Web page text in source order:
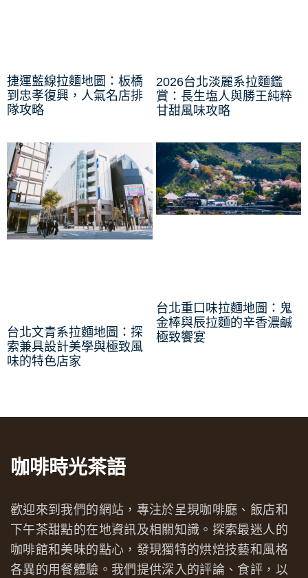
捷運藍線拉麵地圖：板橋
到忠孝復興，人氣名店排
隊攻略
2026台北淡麗系拉麵鑑
賞：長生塩人與勝王純粹
甘甜風味攻略
台北文青系拉麵地圖：探
索兼具設計美學與極致風
味的特色店家
台北重口味拉麵地圖：鬼
金棒與辰拉麵的辛香濃鹹
極致饗宴
咖啡時光茶語
歡迎來到我們的網站，專注於呈現咖啡廳、飯店和
下午茶甜點的在地資訊及相關知識。探索最迷人的
咖啡館和美味的點心，發現獨特的烘焙技藝和風格
各異的用餐體驗。我們提供深入的評論、食評，以